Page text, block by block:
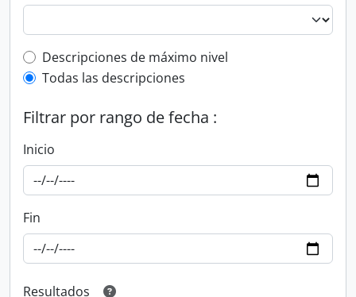
Top-level description filter
Descripciones de máximo nivel
Todas las descripciones
Filtrar por rango de fecha :
Inicio
Fin
Resultados